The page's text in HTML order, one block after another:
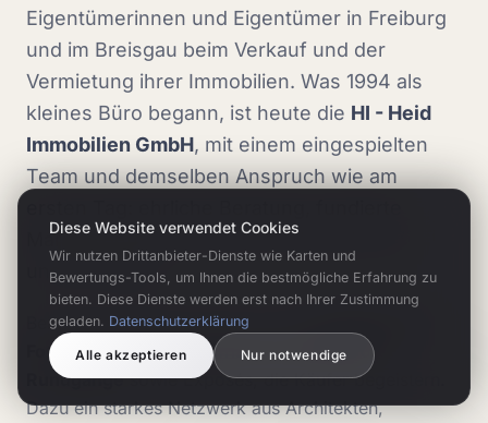
Eigentümerinnen und Eigentümer in Freiburg
und im Breisgau beim Verkauf und der
Vermietung ihrer Immobilien. Was 1994 als
kleines Büro begann, ist heute die HI - Heid
Immobilien GmbH, mit einem eingespielten
Team und demselben Anspruch wie am
Marktkenntnis und echte Leidenschaft für
unsere Region.
Bei jeder Immobilie setzen wir auf
Fotografie, Drohnenaufnahmen und 360°-
Rundgängesowie Exposés, die Käufer begeistern.
Dazu ein starkes Netzwerk aus Architekten,
Diese Website verwendet Cookies
Wir nutzen Drittanbieter-Dienste wie Karten und
Bewertungs-Tools, um Ihnen die bestmögliche Erfahrung zu
bieten. Diese Dienste werden erst nach Ihrer Zustimmung
geladen. Datenschutzerklärung
Alle akzeptieren Nur notwendige